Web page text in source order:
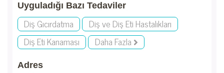
Uyguladığı Bazı Tedaviler
Diş Gıcırdatma
Diş ve Diş Eti Hastalıkları
Diş Eti Kanaması
Daha Fazla
Adres